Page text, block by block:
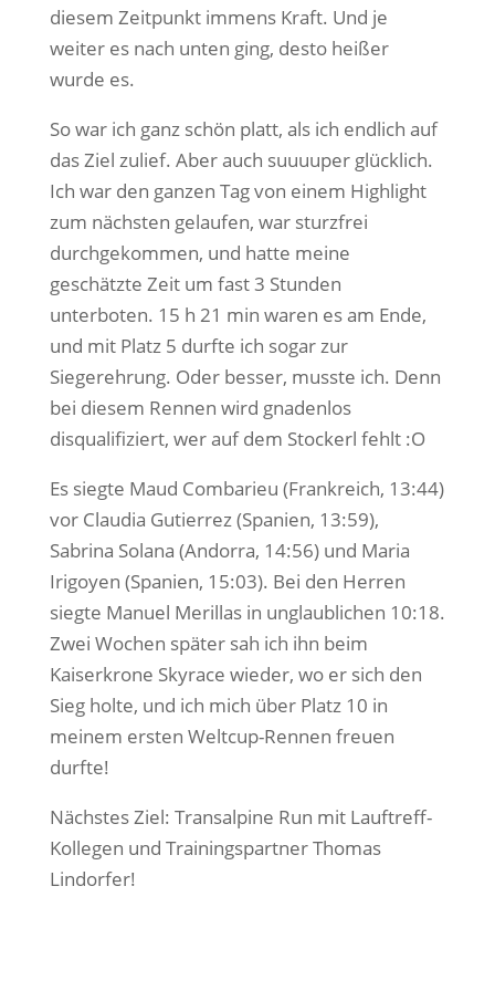
diesem Zeitpunkt immens Kraft. Und je
weiter es nach unten ging, desto heißer
wurde es.
So war ich ganz schön platt, als ich endlich auf
das Ziel zulief. Aber auch suuuuper glücklich.
Ich war den ganzen Tag von einem Highlight
zum nächsten gelaufen, war sturzfrei
durchgekommen, und hatte meine
geschätzte Zeit um fast 3 Stunden
unterboten. 15 h 21 min waren es am Ende,
und mit Platz 5 durfte ich sogar zur
Siegerehrung. Oder besser, musste ich. Denn
bei diesem Rennen wird gnadenlos
disqualifiziert, wer auf dem Stockerl fehlt :O
Es siegte Maud Combarieu (Frankreich, 13:44)
vor Claudia Gutierrez (Spanien, 13:59),
Sabrina Solana (Andorra, 14:56) und Maria
Irigoyen (Spanien, 15:03). Bei den Herren
siegte Manuel Merillas in unglaublichen 10:18.
Zwei Wochen später sah ich ihn beim
Kaiserkrone Skyrace wieder, wo er sich den
Sieg holte, und ich mich über Platz 10 in
meinem ersten Weltcup-Rennen freuen
durfte!
Nächstes Ziel: Transalpine Run mit Lauftreff-
Kollegen und Trainingspartner Thomas
Lindorfer!